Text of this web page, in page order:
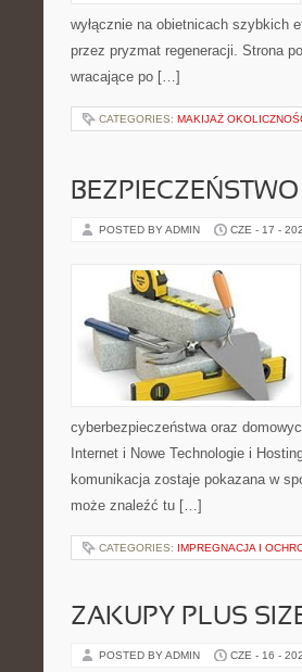
wyłącznie na obietnicach szybkich
przez pryzmat regeneracji. Strona
wracające po […]
CATEGORIES: MAKIJAŻ
BEZPIECZEŃSTWO
POSTED BY ADMIN CZE - 17 -
cyberbezpieczeństwa oraz
Internet i Nowe Technologie i
komunikacja zostaje pokazana w
może znaleźć tu […]
CATEGORIES: IMPREGNACJA I
ZAKUPY PLUS
POSTED BY ADMIN CZE - 16 -